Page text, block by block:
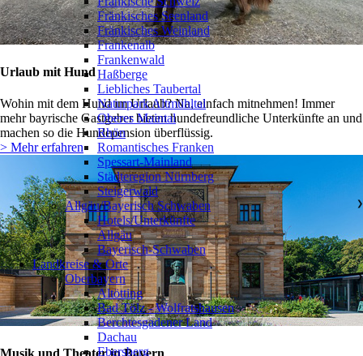
Urlaub mit Hund
Wohin mit dem Hund im Urlaub? Na, einfach mitnehmen! Immer
mehr bayrische Gastgeber bieten hundefreundliche Unterkünfte an und
machen so die Hundepension überflüssig.
> Mehr erfahren
Fränkisches Seenland
Fränkisches Weinland
Frankenalb
Frankenwald
Haßberge
Liebliches Taubertal
Naturpark Altmühltal
Oberes Maintal
Rhön
Romantisches Franken
Spessart-Mainland
Städteregion Nürnberg
Steigerwald
Allgäu/Bayerisch Schwaben
❯
Hotels/Unterkünfte
Allgäu
Bayerisch-Schwaben
Landkreise & Orte
Oberbayern
❯
Altötting
Bad Tölz - Wolfratshausen
Berchtesgadener Land
Dachau
Ebersberg